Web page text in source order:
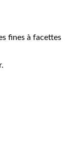
fines à facettes